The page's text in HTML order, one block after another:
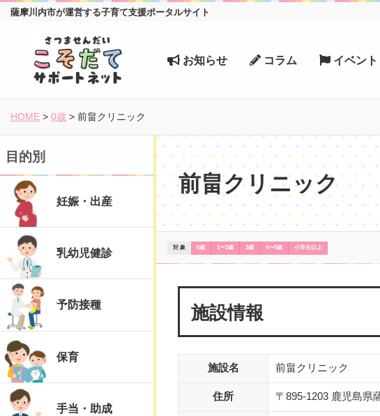
薩摩川内市が運営する子育て支援ポータルサイト
お知らせ コラム イベント
HOME > 0歳 > 前畠クリニック
前畠クリニック
対 象 0歳 1〜2歳 3歳 4〜5歳 小学生以上
施設情報
施設名 前畠クリニック
住所 〒895-1203 鹿児島県
目的別
妊娠・出産
乳幼児健診
予防接種
保育
手当・助成